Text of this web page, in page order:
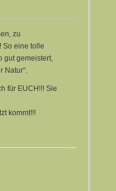
zu
So eine tolle
gut gemeistert,
Natur“.
für EUCH!!! Sie
kommt!!!